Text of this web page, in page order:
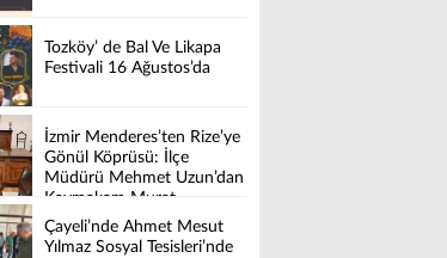
Tozköy’ de Bal Ve Likapa
Festivali 16 Ağustos’da
İzmir Menderes’ten Rize’ye
Gönül Köprüsü: İlçe
Müdürü Mehmet Uzun’dan
Kaymakam Murat
Karaloğlu’na Hayırlı olsun
Ziyareti.
Çayeli’nde Ahmet Mesut
Yılmaz Sosyal Tesisleri’nde